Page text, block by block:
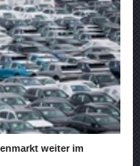
weiter im